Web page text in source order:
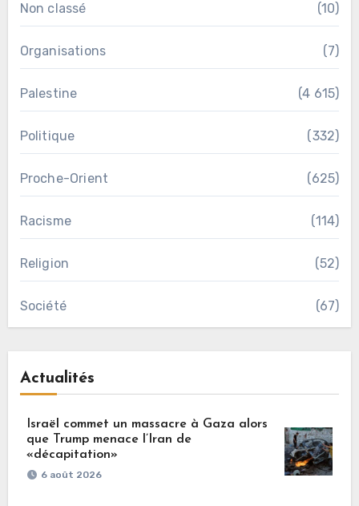
Non classé (10)
Organisations (7)
Palestine (4 615)
Politique (332)
Proche-Orient (625)
Racisme (114)
Religion (52)
Société (67)
Actualités
Israël commet un massacre à Gaza alors
que Trump menace l’Iran de
«décapitation»
6 août 2026